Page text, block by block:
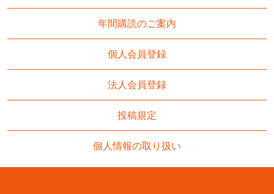
年間購読のご案内
個人会員登録
法人会員登録
投稿規定
個人情報の取り扱い